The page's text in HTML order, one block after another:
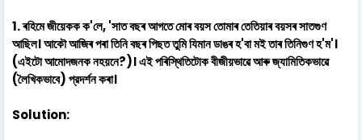
1. ৰহিমে জীয়েকক ক'লে, 'সাত বছৰ আগতে মোৰ বয়স তোমাৰ তেতিয়াৰ বয়সৰ সাতগুণ
আছিল। আকৌ আজিৰ পৰা তিনি বছৰ পিছত তুমি যিমান ডাঙৰ হ'বা মই তাৰ তিনিগুণ হ'ম'।
(এইটো আমোদজনক নহয়নে?)। এই পৰিস্থিতিটোক বীজীয়ভাৱে আৰু জ্যামিতিকভাৱে
(লৈখিকভাবে) প্রদর্শন কৰা।
Solution: